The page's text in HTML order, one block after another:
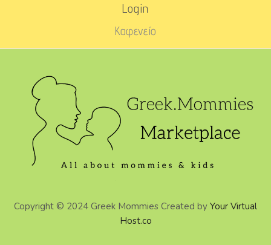
Login
Καφενείο
Copyright © 2024 Greek Mommies Created by Your Virtual
Host.co